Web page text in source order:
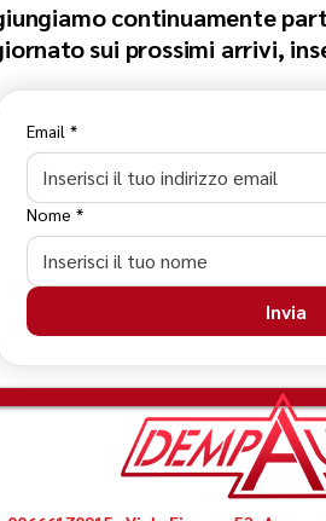
continuamente
sui prossimi arrivi,
Email *
Nome *
Invia